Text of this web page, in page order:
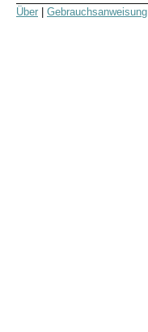
Über Gebrauchsanweisung